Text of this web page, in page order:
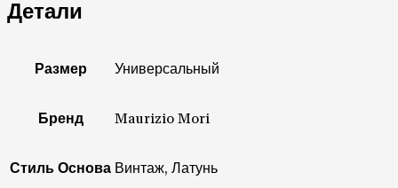
Детали
Размер Универсальный
Бренд Maurizio Mori
Стиль Основа Винтаж, Латунь